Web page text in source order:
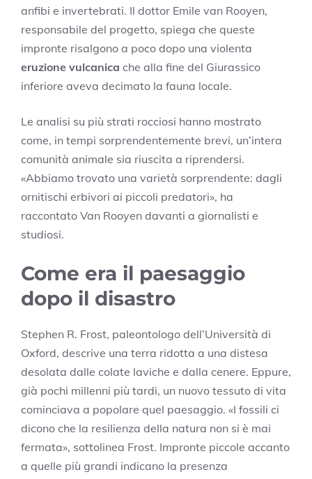
anfibi e invertebrati. Il dottor Emile van Rooyen,
responsabile del progetto, spiega che queste
impronte risalgono a poco dopo una violenta
eruzione vulcanica che alla fine del Giurassico
inferiore aveva decimato la fauna locale.
Le analisi su più strati rocciosi hanno mostrato
come, in tempi sorprendentemente brevi, un’intera
comunità animale sia riuscita a riprendersi.
«Abbiamo trovato una varietà sorprendente: dagli
ornitischi erbivori ai piccoli predatori», ha
raccontato Van Rooyen davanti a giornalisti e
studiosi.
Come era il paesaggio
dopo il disastro
Stephen R. Frost, paleontologo dell’Università di
Oxford, descrive una terra ridotta a una distesa
desolata dalle colate laviche e dalla cenere. Eppure,
già pochi millenni più tardi, un nuovo tessuto di vita
cominciava a popolare quel paesaggio. «I fossili ci
dicono che la resilienza della natura non si è mai
fermata», sottolinea Frost. Impronte piccole accanto
a quelle più grandi indicano la presenza